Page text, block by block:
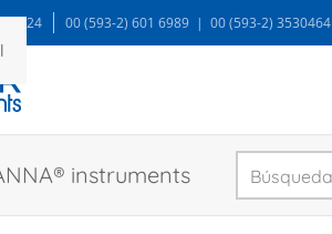
1624 00 (593-2) 601 6989 | 00 (593-2) 3530464
instruments